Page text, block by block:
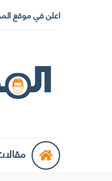
اعلن في موقع